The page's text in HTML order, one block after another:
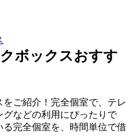
ボックスおすす
ご紹介！完全個室で、テレ
などの利用にぴったりで
完全個室を、時間単位で借